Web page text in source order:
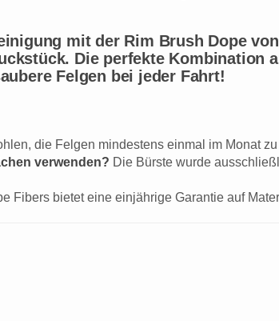
mit der Rim Brush Dope
Die perfekte Kombination
Felgen bei jeder Fahrt!
die Felgen mindestens einmal im Monat
verwenden? Die Bürste wurde
Fibers bietet eine einjährige Garantie auf